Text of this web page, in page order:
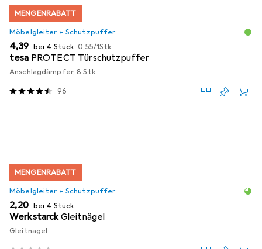
MENGENRABATT
Möbelgleiter + Schutzpuffer
EUR
4,39 bei 4 Stück EUR
0,55/1Stk.
tesa PROTECT Türschutzpuffer
Anschlagdämpfer, 8 Stk.
96
MENGENRABATT
Möbelgleiter + Schutzpuffer
EUR
2,20 bei 4 Stück
WerkstarckGleitnägel
Gleitnagel